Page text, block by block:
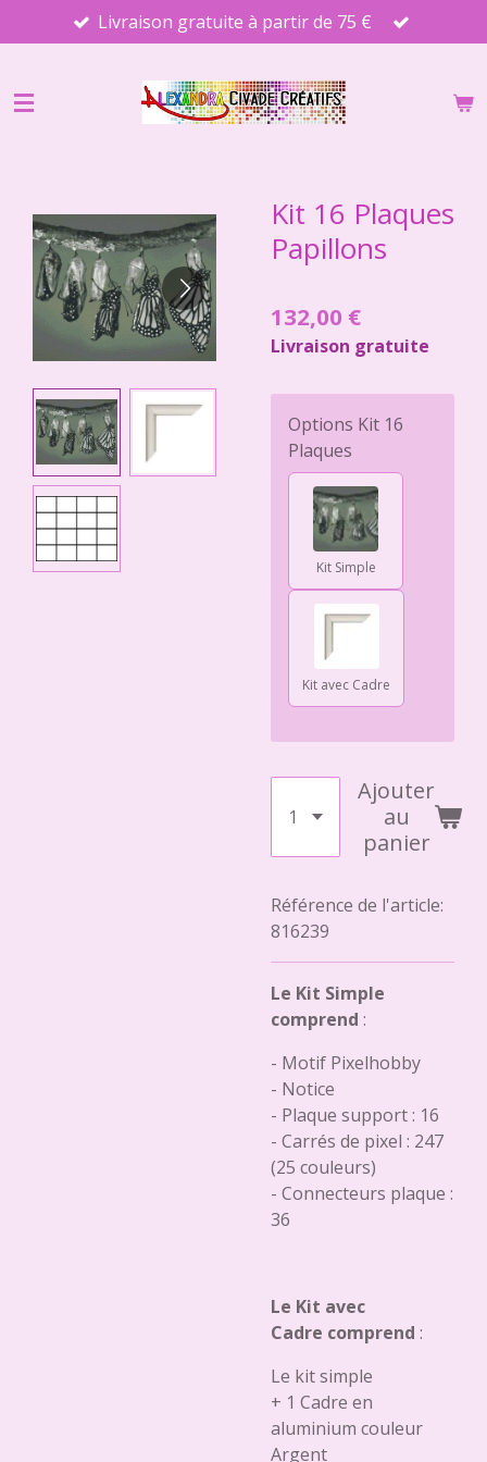
au
principal
Livraison gratuite à partir de 75 €
Kit 16 Plaques
Papillons
132,00 €
Livraison gratuite
Options Kit 16
Plaques
Kit Simple
Kit avec Cadre
Ajouter
au
panier
Référence de l'article:
816239
Le Kit Simple
comprend :
- Motif Pixelhobby
- Notice
- Plaque support : 16
- Carrés de pixel : 247
(25 couleurs)
- Connecteurs plaque :
36
Le Kit avec
Cadre comprend :
Le kit simple
+ 1 Cadre en
aluminium couleur
Argent